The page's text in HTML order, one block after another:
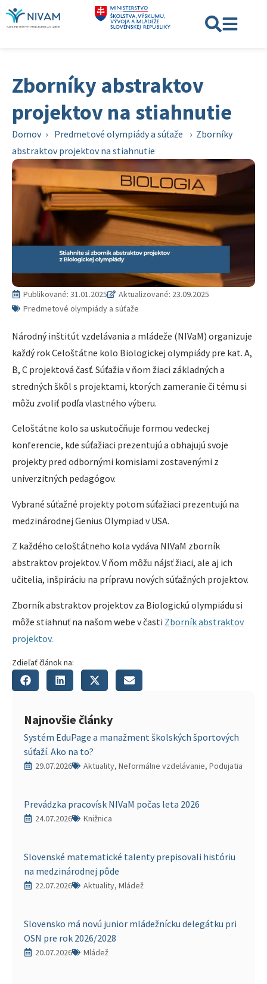
Zborníky abstraktov
projektov na stiahnutie
Domov › Predmetové olympiády a súťaže › Zborníky
abstraktov projektov na stiahnutie
Publikované: 31.01.2025
Aktualizované: 23.09.2025
Predmetové olympiády a súťaže
Národný inštitút vzdelávania a mládeže (NIVaM) organizuje
každý rok Celoštátne kolo Biologickej olympiády pre kat. A,
B, C projektová časť. Súťažia v ňom žiaci základných a
stredných škôl s projektami, ktorých zameranie či tému si
môžu zvoliť podľa vlastného výberu.
Celoštátne kolo sa uskutočňuje formou vedeckej
konferencie, kde súťažiaci prezentujú a obhajujú svoje
projekty pred odbornými komisiami zostavenými z
univerzitných pedagógov.
Vybrané súťažné projekty potom súťažiaci prezentujú na
medzinárodnej Genius Olympiad v USA.
Z každého celoštátneho kola vydáva NIVaM zborník
abstraktov projektov. V ňom môžu nájsť žiaci, ale aj ich
učitelia, inšpiráciu na prípravu nových súťažných projektov.
Zborník abstraktov projektov za Biologickú olympiádu si
môže stiahnuť na našom webe v časti Zborník abstraktov
projektov.
Zdieľať článok na:
Najnovšie články
Systém EduPage a manažment školských športových
súťaží. Ako na to?
29.07.2026 Aktuality, Neformálne vzdelávanie, Podujatia
Prevádzka pracovísk NIVaM počas leta 2026
24.07.2026 Knižnica
Slovenské matematické talenty prepisovali históriu
na medzinárodnej pôde
22.07.2026 Aktuality, Mládež
Slovensko má novú junior mládežnícku delegátku pri
OSN pre rok 2026/2028
20.07.2026 Mládež